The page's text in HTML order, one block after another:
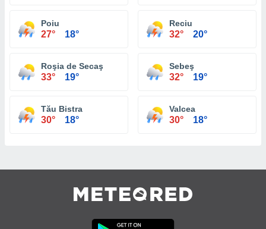
Poiu
27° 18°
Reciu
32° 20°
Roşia de Secaş
33° 19°
Sebeş
32° 19°
Tău Bistra
30° 18°
Valcea
30° 18°